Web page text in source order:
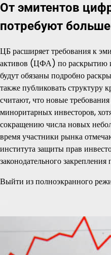
От эмитентов
потребуют
ЦБ расширяет требования к
активов (ЦФА) по раскрытию
будут обязаны подробно
также публиковать структуру
считают, что новые
миноритарных инвесторов,
сокращению числа новых
время участники рынка
института защиты прав
законодательного
Выйти из полноэкранного